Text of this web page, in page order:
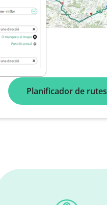
Planificador de rutes